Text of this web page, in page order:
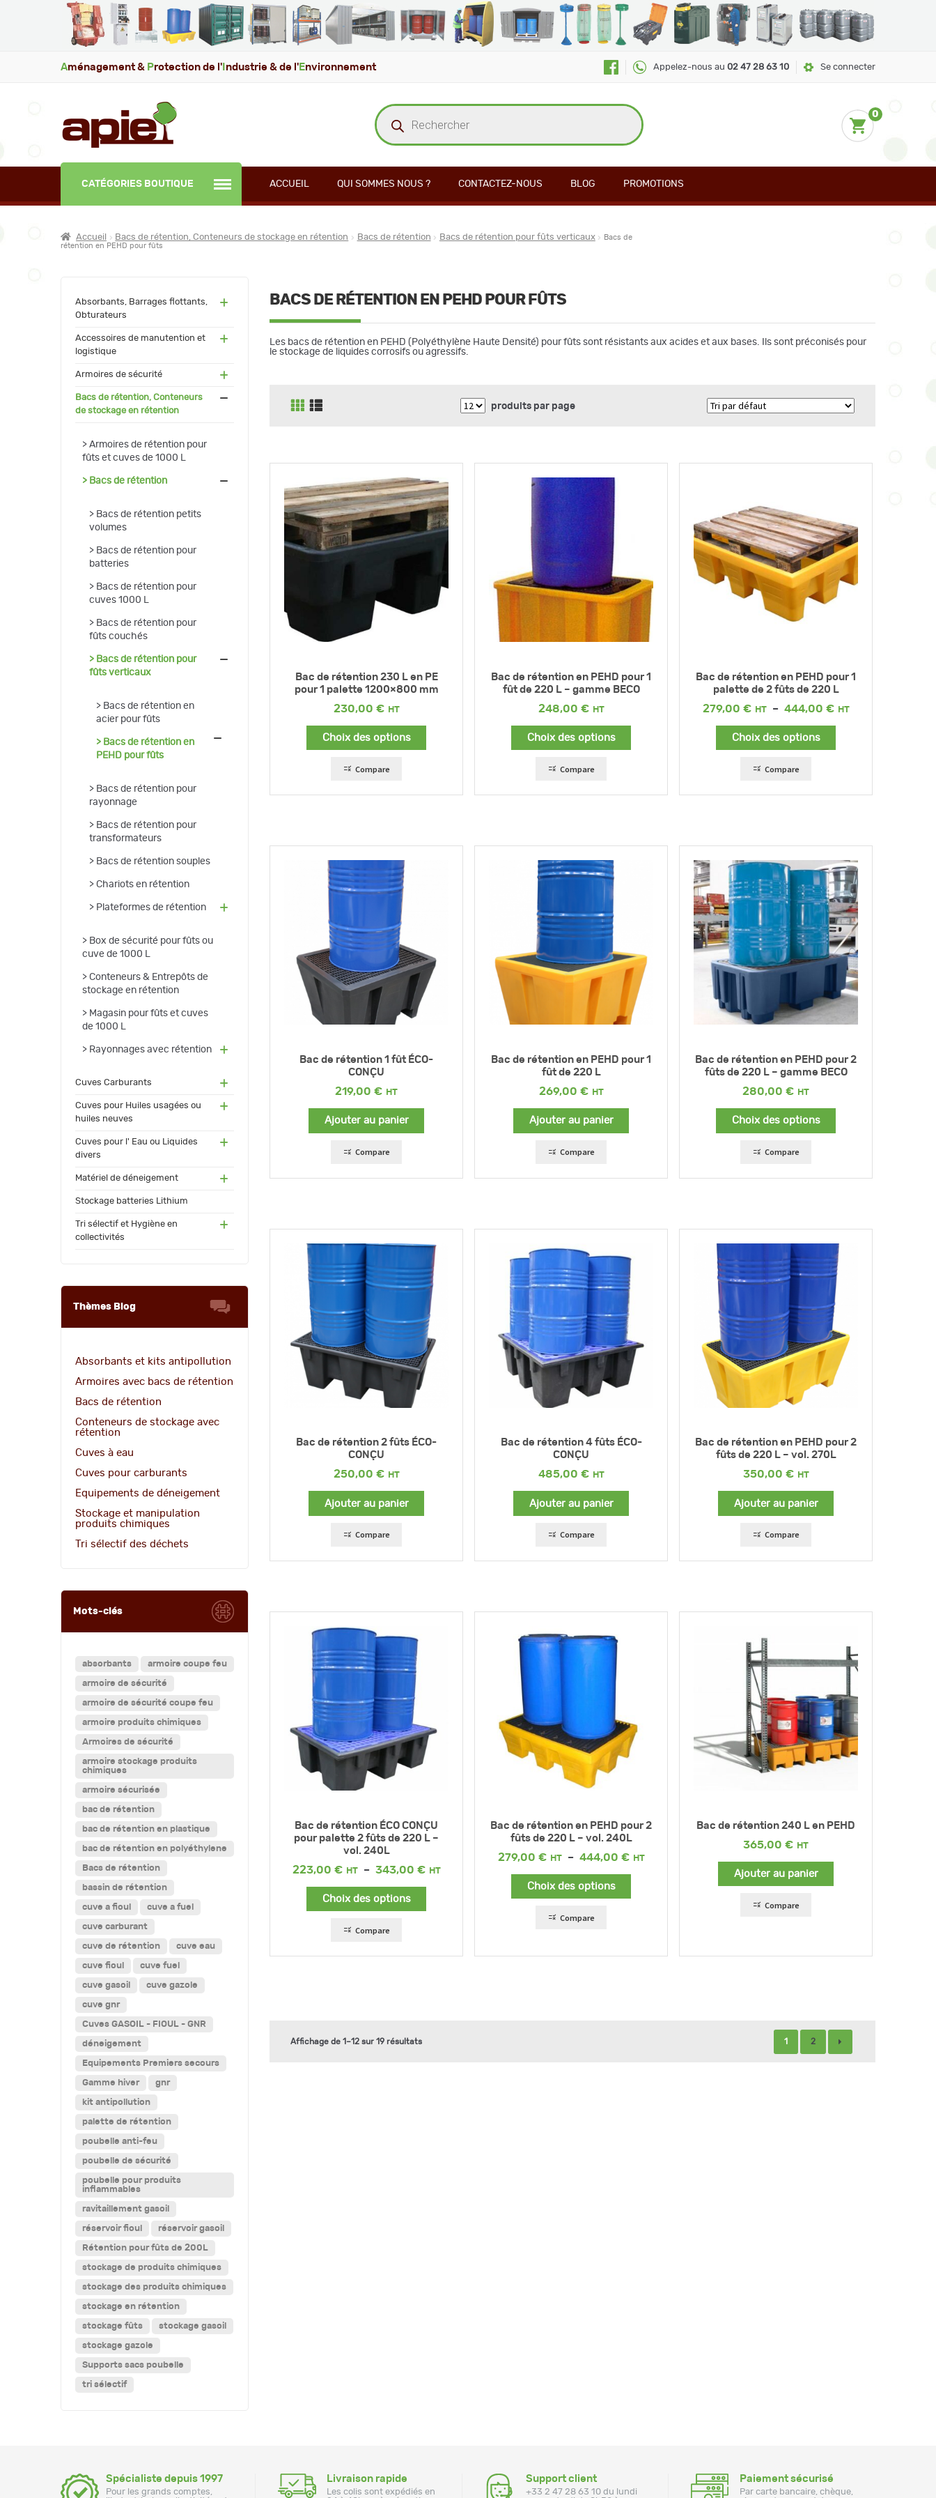
Aménagement & Protection de l' ndustrie & de l' Environnement Appelez-nous au 02 47 28 63 10 Se connecter
Recherche
de
produits
0
CATÉGORIES BOUTIQUE ACCUEIL QUI SOMMES NOUS ? CONTACTEZ-NOUS BLOG PROMOTIONS
Accueil Bacs de rétention, Conteneurs de stockage en rétention Bacs de rétention Bacs de rétention pour fûts verticaux
Bacs de
rétention en PEHD pour fûts
Absorbants, Barrages flottants,
Obturateurs
(60)
Accessoires de manutention et
logistique
(55)
Armoires de sécurité (91)
Bacs de rétention, Conteneurs
de stockage en rétention
Armoires de rétention pour
fûts et cuves de 1000 L
Bacs de rétention
Bacs de rétention petits
volumes
Bacs de rétention pour
batteries
Bacs de rétention pour
cuves 1000 L
Bacs de rétention pour
fûts couchés
Bacs de rétention pour
fûts verticaux
Bacs de rétention en
acier pour fûts
Bacs de rétention en
PEHD pour fûts
Bacs de rétention pour
rayonnage
Bacs de rétention pour
transformateurs
Bacs de rétention souples
Chariots en rétention
Plateformes de rétention (17)
Box de sécurité pour fûts ou
cuve de 1000 L
Conteneurs & Entrepôts de
stockage en rétention
Magasin pour fûts et cuves
de 1000 L
Rayonnages avec rétention (14)
Cuves Carburants
(17
Cuves pour Huiles usagées ou
huiles neuves
(24)
Cuves pour l' Eau ou Liquides
divers
(72)
Matériel de déneigement
(34
Stockage batteries Lithium
Tri sélectif et Hygiène en
collectivités
(13
Thèmes Blog
Absorbants et kits antipollution
Armoires avec bacs de rétention
Bacs de rétention
Conteneurs de stockage avec
rétention
Cuves à eau
Cuves pour carburants
Equipements de déneigement
Stockage et manipulation
produits chimiques
Tri sélectif des déchets
Mots-clés
absorbants armoire coupe feu
armoire de sécurité
armoire de sécurité coupe feu
armoire produits chimiques
Armoires de sécurité
armoire stockage produits
chimiques
armoire sécurisée
bac de rétention
bac de rétention en plastique
bac de rétention en polyéthylene
Bacs de rétention
bassin de rétention
cuve a fioul cuve a fuel
cuve carburant
cuve de rétention cuve eau
cuve fioul cuve fuel
cuve gasoil cuve gazole
cuve gnr
Cuves GASOIL - FIOUL - GNR
déneigement
Equipements Premiers secours
Gamme hiver gnr
kit antipollution
palette de rétention
poubelle anti-feu
poubelle de sécurité
poubelle pour produits
inflammables
ravitaillement gasoil
réservoir fioul réservoir gasoil
Rétention pour fûts de 200L
stockage de produits chimiques
stockage des produits chimiques
stockage en rétention
stockage fûts stockage gasoil
stockage gazole
Supports sacs poubelle
tri sélectif
BACS DE RÉTENTION EN PEHD POUR FÛTS
Les bacs de rétention en PEHD (Polyéthylène Haute Densité) pour fûts sont résistants aux acides et aux bases. Ils sont préconisés pour
le stockage de liquides corrosifs ou agressifs.
produits par page
Bac de rétention 230 L en PE
pour 1 palette 1200×800 mm
230,00 €
Choix des options
Compare
Bac de rétention en PEHD pour 1
fût de 220 L – gamme BECO
248,00 €
Choix des options
Compare
Bac de rétention en PEHD pour 1
palette de 2 fûts de 220 L
279,00 € – 444,00 €
Plage
Choix des options
Compare
Bac de rétention 1 fût ÉCO-
CONÇU
219,00 €
Ajouter au panier
Compare
Bac de rétention en PEHD pour 1
fût de 220 L
269,00 €
Ajouter au panier
Compare
Bac de rétention en PEHD pour 2
fûts de 220 L – gamme BECO
280,00 €
Choix des options
Compare
Bac de rétention 2 fûts ÉCO-
CONÇU
250,00 €
Ajouter au panier
Compare
Bac de rétention 4 fûts ÉCO-
CONÇU
485,00 €
Ajouter au panier
Compare
Bac de rétention en PEHD pour 2
fûts de 220 L – vol. 270L
350,00 €
Ajouter au panier
Compare
Bac de rétention ÉCO CONÇU
pour palette 2 fûts de 220 L –
vol. 240L
223,00 € – 343,00 €
Plage
Choix des options
Compare
Bac de rétention en PEHD pour 2
fûts de 220 L – vol. 240L
279,00 € – 444,00 €
Plage
Choix des options
Compare
Bac de rétention 240 L en PEHD
365,00 €
Ajouter au panier
Compare
Affichage de 1–12 sur 19 résultats 1 2
Spécialiste depuis 1997
Pour les grands comptes,
Livraison rapide
Les colis sont expédiés en
Support client
+33 2 47 28 63 10 du lundi
Paiement sécurisé
Par carte bancaire, chèque,